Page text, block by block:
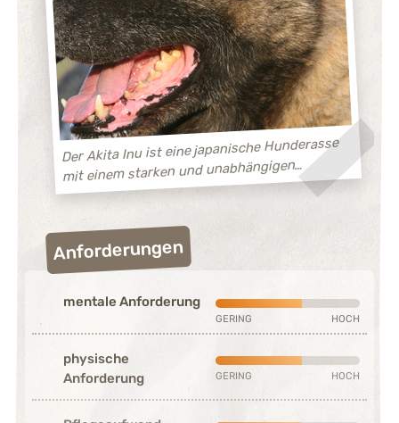
Der Akita Inu ist eine japanische Hunderasse
mit einem starken und unabhängigen
Charakter.
Anforderungen
mentale Anforderung
Mittelmäßig ausgeprägt (3
GERING HOCH
physische
Anforderung
Mittelmäßig ausgeprägt (3
GERING HOCH